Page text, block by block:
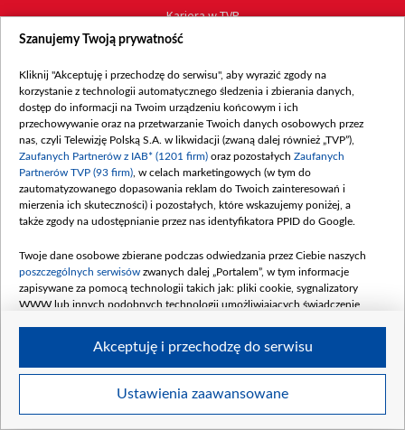
Kariera w TVP
Centrum informacji TVP
Program dla prasy
Serwis fotograficzny
Merchandising (znaki)
Polityka Prywatności
Zgłoś nadużycie w sieci
Biuro Reklamy
Oferta Dystrybucyjna
Oferta Handlowa
Moje zgody
Dostępność
Szanujemy Twoją prywatność
Kliknij "Akceptuję i przechodzę do serwisu", aby wyrazić zgody na
korzystanie z technologii automatycznego śledzenia i zbierania danych,
dostęp do informacji na Twoim urządzeniu końcowym i ich
przechowywanie oraz na przetwarzanie Twoich danych osobowych przez
nas, czyli Telewizję Polską S.A. w likwidacji (zwaną dalej również „TVP”),
Zaufanych Partnerów z IAB* (1201 firm) oraz pozostałych Zaufanych
Partnerów TVP (93 firm) , w celach marketingowych (w tym do
zautomatyzowanego dopasowania reklam do Twoich zainteresowań i
mierzenia ich skuteczności) i pozostałych, które wskazujemy poniżej, a
także zgody na udostępnianie przez nas identyfikatora PPID do Google.
Twoje dane osobowe zbierane podczas odwiedzania przez Ciebie naszych
poszczególnych serwisów zwanych dalej „Portalem”, w tym informacje
zapisywane za pomocą technologii takich jak: pliki cookie, sygnalizatory
WWW lub innych podobnych technologii umożliwiających świadczenie
Twoje dane osobowe zbierane podczas odwiedzania przez Ciebie
Ustawienia zaawansowane
Akceptuję i przechodzę do serwisu